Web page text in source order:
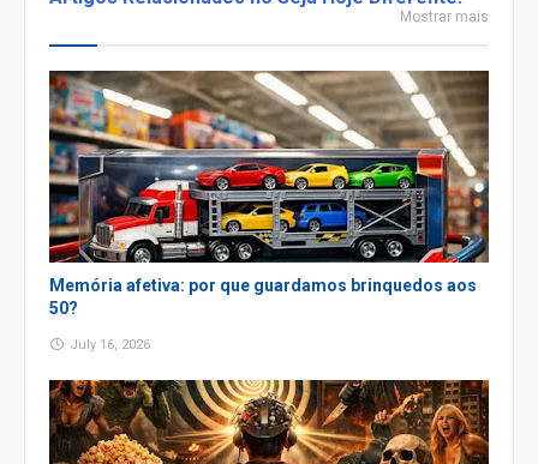
Mostrar mais
Memória afetiva: por que guardamos brinquedos aos
50?
July 16, 2026